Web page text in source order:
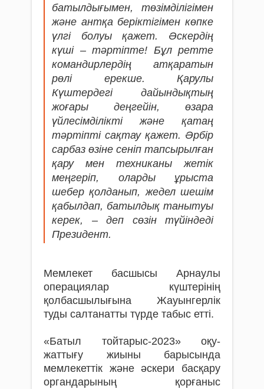
батылдығымен, төзімділігімен
және антқа беріктігімен көпке
үлгі болуы қажет. Әскердің
күші – тәртіпте! Бұл ретте
командирлердің атқаратын
рөлі ерекше. Қарулы
Күштердегі дайындықтың
жоғары деңгейін, өзара
үйлесімділікті және қатаң
тәртіпті сақтау қажет. Әрбір
сарбаз өзіне сеніп тапсырылған
қару мен техниканы жетік
меңгеріп, оларды ұрыста
шебер қолданып, жедел шешім
қабылдап, батылдық танытуы
керек, – деп сөзін түйіндеді
Президент.
Мемлекет басшысы Арнаулы
операциялар күштерінің
қолбасшылығына Жауынгерлік
туды салтанатты түрде табыс етті.
«Батыл тойтарыс-2023» оқу-
жаттығу жиыны барысында
мемлекеттік және әскери басқару
органдарының қорғаныс